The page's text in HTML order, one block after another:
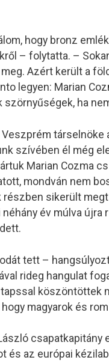
hogy bronz
– folytatta. –
Azért került a
legyen: Marian
ha
Veszprém
szívében él még
Marian Cozma
mondván nem
sikerült
év múlva
tett –
rideg hangulat
köszöntöttek
magyarok és
és az európai